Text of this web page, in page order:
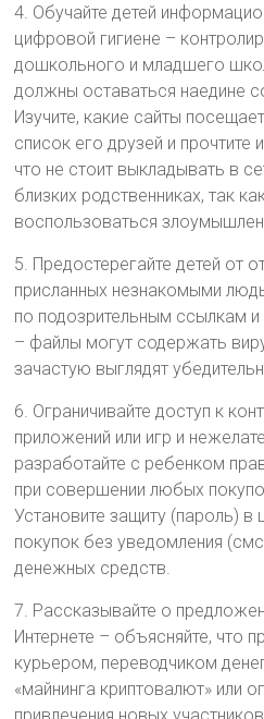
4. Обучайте детей
цифровой гигиене –
дошкольного и младшего
должны оставаться наедине
Изучите, какие сайты
список его друзей и
что не стоит выкладывать в
близких родственниках, так
воспользоваться
5. Предостерегайте детей от
присланных незнакомыми
по подозрительным ссылкам и
– файлы могут содержать
зачастую выглядят
6. Ограничивайте доступ к
приложений или игр и
разработайте с ребенком
при совершении любых
Установите защиту (пароль) в
покупок без уведомления
денежных средств.
7. Рассказывайте о
Интернете – объясняйте, что
курьером, переводчиком
«майнинга криптовалют» или